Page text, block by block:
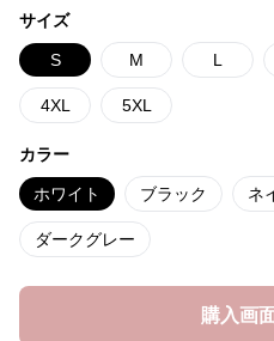
サイズ
S M L
4XL 5XL
カラー
ホワイト ブラック ネ
ダークグレー
購入画